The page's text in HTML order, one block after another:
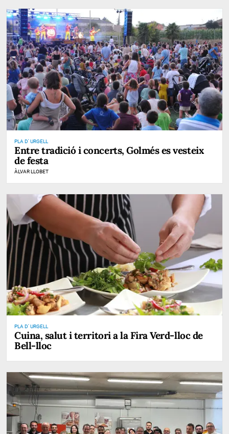
PLA D' URGELL
Entre tradició i concerts, Golmés es vesteix
de festa
ÀLVAR LLOBET
PLA D' URGELL
Cuina, salut i territori a la Fira Verd-lloc de
Bell-lloc